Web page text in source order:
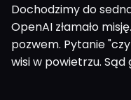
Dochodzimy do
OpenAI złamało
pozwem. Pytanie
wisi w powietrzu. Sąd